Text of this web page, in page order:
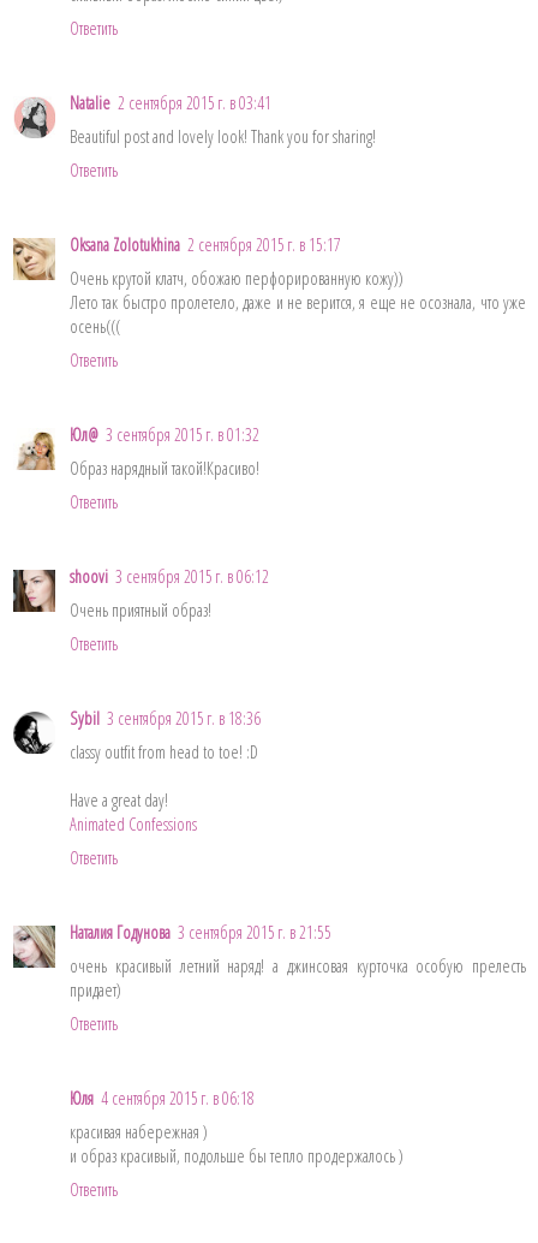
Ответить
Natalie 2 сентября 2015 г. в 03:41
Beautiful post and lovely look! Thank you for sharing!
Ответить
Oksana Zolotukhina 2 сентября 2015 г. в 15:17
Очень крутой клатч, обожаю перфорированную кожу))
Лето так быстро пролетело, даже и не верится, я еще не осознала, что уже
осень(((
Ответить
Юл@ 3 сентября 2015 г. в 01:32
Образ нарядный такой!Красиво!
Ответить
shoovi 3 сентября 2015 г. в 06:12
Очень приятный образ!
Ответить
Sybil 3 сентября 2015 г. в 18:36
classy outfit from head to toe! :D
Have a great day!
Animated Confessions
Ответить
Наталия Годунова 3 сентября 2015 г. в 21:55
очень красивый летний наряд! а джинсовая курточка особую прелесть
придает)
Ответить
Юля 4 сентября 2015 г. в 06:18
красивая набережная )
и образ красивый, подольше бы тепло продержалось )
Ответить